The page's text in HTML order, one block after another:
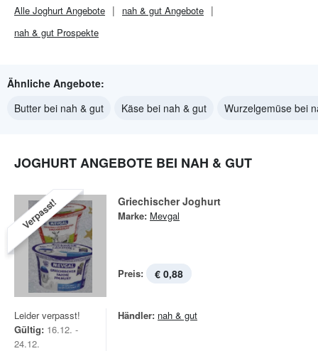
Alle Joghurt Angebote nah & gut Angebote
nah & gut Prospekte
Ähnliche Angebote:
Butter bei nah & gut
Käse bei nah & gut Wurzelgemüse bei
JOGHURT ANGEBOTE BEI NAH & GUT
Verpasst! Griechischer Joghurt
Marke: Mevgal
Preis: € 0,88
Leider verpasst!
Gültig: 16.12. -
24.12.
Händler: nah & gut